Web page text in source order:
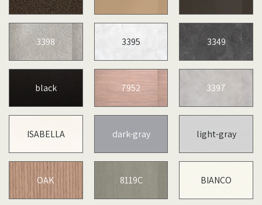
3349
3395
3398
3397
7952
black
light-gray
dark-gray
ISABELLA
BIANCO
8119C
OAK